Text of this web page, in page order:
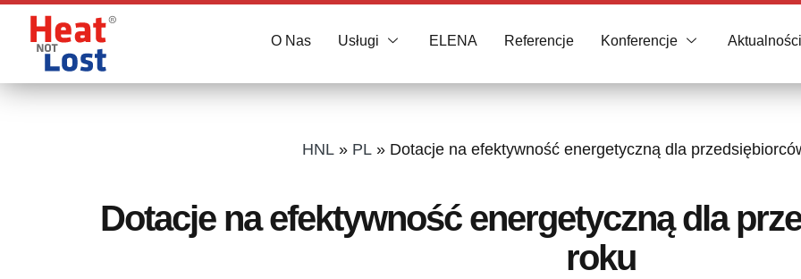
O Nas Usługi ELENA Referencje Konferencje Aktualności
HNL » PL » Dotacje na efektywność energetyczną dla
Dotacje na efektywność energetyczną dla
roku